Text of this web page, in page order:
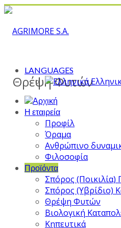
LANGUAGES
Η εταιρεία
Προφίλ
Όραμα
Ανθρώπινο
Φιλοσοφία
Προϊόντα
Σπόρος (Ποικιλία)
Σπόρος (Υβρίδιο)
Θρέψη Φυτών
Βιολογική
Κηπευτικά
Θρέψη Φυτών